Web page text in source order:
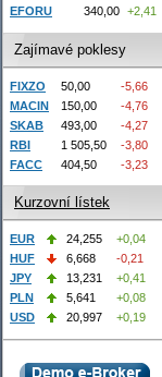
EFORU
340,00 +2,41
Zajímavé poklesy
FIXZO 50,00
-5,66
MACIN
150,00
-4,76
SKAB
493,00
-4,27
RBI
1 505,50
-3,80
FACC
404,50 -3,23
Kurzovní lístek
EUR 24,255
+0,04
HUF
6,668
-0,21
JPY
13,231
+0,41
PLN
5,641
+0,08
USD
20,997 +0,19